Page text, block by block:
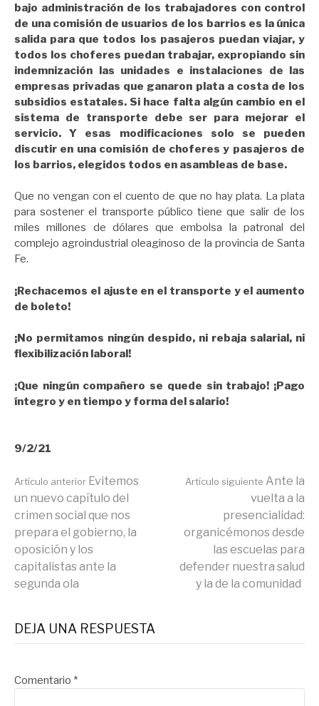
bajo administración de los trabajadores con control
de una comisión de usuarios de los barrios es la única
salida para que todos los pasajeros puedan viajar, y
todos los choferes puedan trabajar, expropiando sin
indemnización las unidades e instalaciones de las
empresas privadas que ganaron plata a costa de los
subsidios estatales. Si hace falta algún cambio en el
sistema de transporte debe ser para mejorar el
servicio. Y esas modificaciones solo se pueden
discutir en una comisión de choferes y pasajeros de
los barrios, elegidos todos en asambleas de base.
Que no vengan con el cuento de que no hay plata. La plata
para sostener el transporte público tiene que salir de los
miles millones de dólares que embolsa la patronal del
complejo agroindustrial oleaginoso de la provincia de Santa
Fe.
¡Rechacemos el ajuste en el transporte y el aumento
de boleto!
¡No permitamos ningún despido, ni rebaja salarial, ni
flexibilización laboral!
¡Que ningún compañero se quede sin trabajo! ¡Pago
íntegro y en tiempo y forma del salario!
9/2/21
Seguir
leyendo
Artículo anterior Evitemos
un nuevo capítulo del
crimen social que nos
prepara el gobierno, la
oposición y los
capitalistas ante la
segunda ola
Artículo siguiente Ante la
vuelta a la
presencialidad:
organicémonos desde
las escuelas para
defender nuestra salud
y la de la comunidad
DEJA UNA RESPUESTA
Comentario *